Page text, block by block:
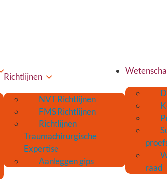
Richtlijnen
NVT Richtlijnen
FMS Richtlijnen
Richtlijnen
Traumachirurgische
Expertise
Aanleggen gips
raad